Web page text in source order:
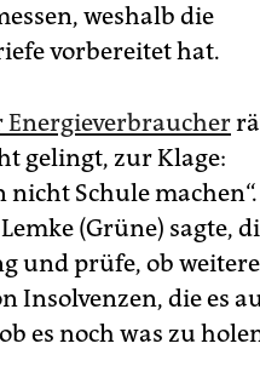
weshalb die
vorbereitet hat.
Energieverbraucher
gelingt, zur Klage:
Schule machen“.
(Grüne) sagte,
und prüfe, ob
Insolvenzen, die es
es noch was zu